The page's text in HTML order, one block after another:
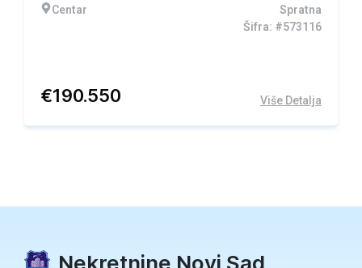
Centar
Spratna
Šifra: #573116
€190.550 Više Detalja
Nekretnine Novi Sad